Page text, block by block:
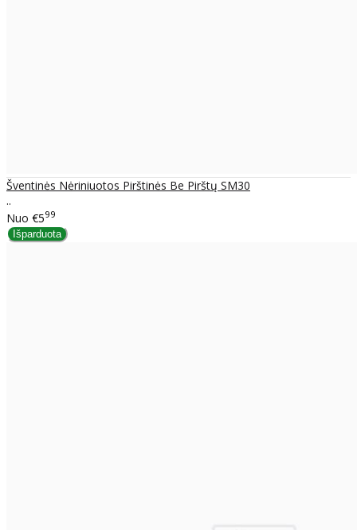
Šventinės Nėriniuotos Pirštinės Be Pirštų SM30
..
Nuo €599